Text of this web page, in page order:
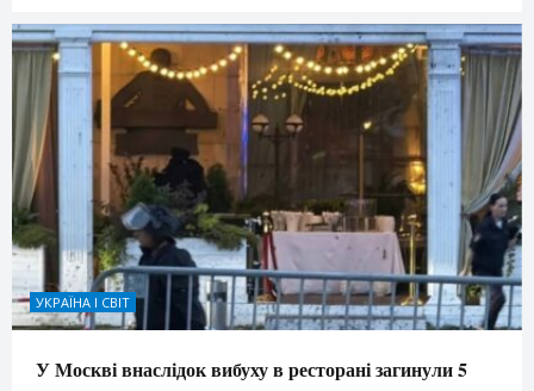
УКРАЇНА І СВІТ
У Москві внаслідок вибуху в ресторані загинули 5